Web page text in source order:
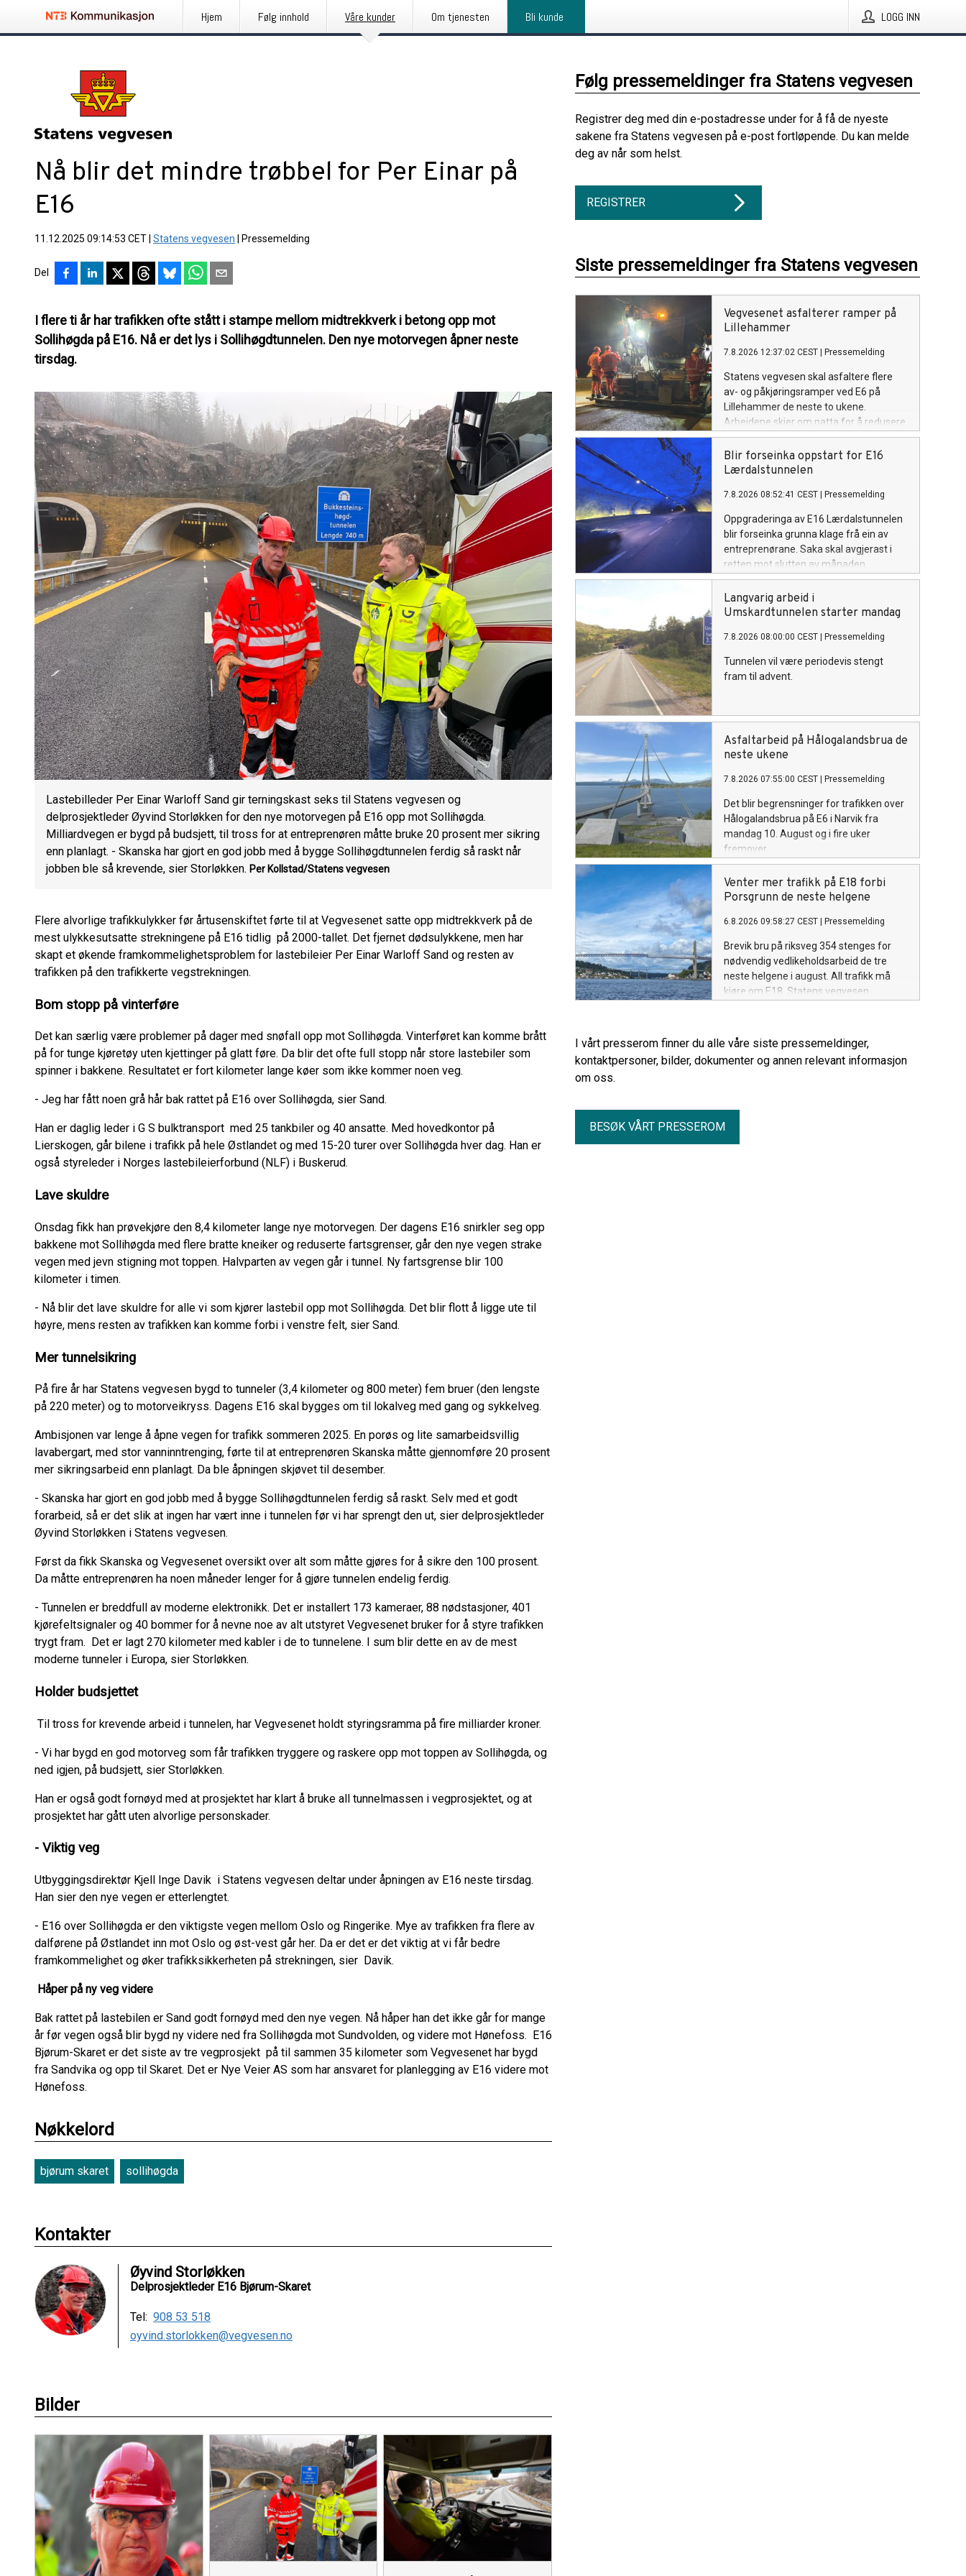
Hjem Følg innhold Våre kunder Om tjenesten Bli kunde LOGG INN
Nå blir det mindre trøbbel for Per Einar på
E16
11.12.2025 09:14:53 CET Statens vegvesen Pressemelding
Del
I flere ti år har trafikken ofte stått i stampe mellom midtrekkverk i betong opp mot
Sollihøgda på E16. Nå er det lys i Sollihøgdtunnelen. Den nye motorvegen åpner neste
tirsdag.
Lastebilleder Per Einar Warloff Sand gir terningskast seks til Statens vegvesen og
delprosjektleder Øyvind Storløkken for den nye motorvegen på E16 opp mot Sollihøgda.
Milliardvegen er bygd på budsjett, til tross for at entreprenøren måtte bruke 20 prosent mer sikring
enn planlagt. - Skanska har gjort en god jobb med å bygge Sollihøgdtunnelen ferdig så raskt når
jobben ble så krevende, sier Storløkken. Per Kollstad/Statens vegvesen
Flere alvorlige trafikkulykker før årtusenskiftet førte til at Vegvesenet satte opp midtrekkverk på de
mest ulykkesutsatte strekningene på E16 tidlig på 2000-tallet. Det fjernet dødsulykkene, men har
skapt et økende framkommelighetsproblem for lastebileier Per Einar Warloff Sand og resten av
trafikken på den trafikkerte vegstrekningen.
Bom stopp på vinterføre
Det kan særlig være problemer på dager med snøfall opp mot Sollihøgda. Vinterføret kan komme brått
på for tunge kjøretøy uten kjettinger på glatt føre. Da blir det ofte full stopp når store lastebiler som
spinner i bakkene. Resultatet er fort kilometer lange køer som ikke kommer noen veg.
- Jeg har fått noen grå hår bak rattet på E16 over Sollihøgda, sier Sand.
Han er daglig leder i G S bulktransport med 25 tankbiler og 40 ansatte. Med hovedkontor på
Lierskogen, går bilene i trafikk på hele Østlandet og med 15-20 turer over Sollihøgda hver dag. Han er
også styreleder i Norges lastebileierforbund (NLF) i Buskerud.
Lave skuldre
Onsdag fikk han prøvekjøre den 8,4 kilometer lange nye motorvegen. Der dagens E16 snirkler seg opp
bakkene mot Sollihøgda med flere bratte kneiker og reduserte fartsgrenser, går den nye vegen strake
vegen med jevn stigning mot toppen. Halvparten av vegen går i tunnel. Ny fartsgrense blir 100
kilometer i timen.
- Nå blir det lave skuldre for alle vi som kjører lastebil opp mot Sollihøgda. Det blir flott å ligge ute til
høyre, mens resten av trafikken kan komme forbi i venstre felt, sier Sand.
Mer tunnelsikring
På fire år har Statens vegvesen bygd to tunneler (3,4 kilometer og 800 meter) fem bruer (den lengste
på 220 meter) og to motorveikryss. Dagens E16 skal bygges om til lokalveg med gang og sykkelveg.
Ambisjonen var lenge å åpne vegen for trafikk sommeren 2025. En porøs og lite samarbeidsvillig
lavabergart, med stor vanninntrenging, førte til at entreprenøren Skanska måtte gjennomføre 20 prosent
mer sikringsarbeid enn planlagt. Da ble åpningen skjøvet til desember.
- Skanska har gjort en god jobb med å bygge Sollihøgdtunnelen ferdig så raskt. Selv med et godt
forarbeid, så er det slik at ingen har vært inne i tunnelen før vi har sprengt den ut, sier delprosjektleder
Øyvind Storløkken i Statens vegvesen.
Først da fikk Skanska og Vegvesenet oversikt over alt som måtte gjøres for å sikre den 100 prosent.
Da måtte entreprenøren ha noen måneder lenger for å gjøre tunnelen endelig ferdig.
- Tunnelen er breddfull av moderne elektronikk. Det er installert 173 kameraer, 88 nødstasjoner, 401
kjørefeltsignaler og 40 bommer for å nevne noe av alt utstyret Vegvesenet bruker for å styre trafikken
trygt fram. Det er lagt 270 kilometer med kabler i de to tunnelene. I sum blir dette en av de mest
moderne tunneler i Europa, sier Storløkken.
Holder budsjettet
Til tross for krevende arbeid i tunnelen, har Vegvesenet holdt styringsramma på fire milliarder kroner.
- Vi har bygd en god motorveg som får trafikken tryggere og raskere opp mot toppen av Sollihøgda, og
ned igjen, på budsjett, sier Storløkken.
Han er også godt fornøyd med at prosjektet har klart å bruke all tunnelmassen i vegprosjektet, og at
prosjektet har gått uten alvorlige personskader.
- Viktig veg
Utbyggingsdirektør Kjell Inge Davik i Statens vegvesen deltar under åpningen av E16 neste tirsdag.
Han sier den nye vegen er etterlengtet.
- E16 over Sollihøgda er den viktigste vegen mellom Oslo og Ringerike. Mye av trafikken fra flere av
dalførene på Østlandet inn mot Oslo og øst-vest går her. Da er det er det viktig at vi får bedre
framkommelighet og øker trafikksikkerheten på strekningen, sier Davik.
Håper på ny veg videre
Bak rattet på lastebilen er Sand godt fornøyd med den nye vegen. Nå håper han det ikke går for mange
år før vegen også blir bygd ny videre ned fra Sollihøgda mot Sundvolden, og videre mot Hønefoss. E16
Bjørum-Skaret er det siste av tre vegprosjekt på til sammen 35 kilometer som Vegvesenet har bygd
fra Sandvika og opp til Skaret. Det er Nye Veier AS som har ansvaret for planlegging av E16 videre mot
Hønefoss.
Nøkkelord
bjørum skaret sollihøgda
Kontakter
Øyvind Storløkken
Delprosjektleder E16 Bjørum-Skaret
Tel: 908 53 518
oyvind.storlokken@vegvesen.no
Bilder
Følg pressemeldinger fra Statens vegvesen
Registrer deg med din e-postadresse under for å få de nyeste
sakene fra Statens vegvesen på e-post fortløpende. Du kan melde
deg av når som helst.
REGISTRER
Siste pressemeldinger fra Statens vegvesen
Vegvesenet asfalterer ramper på
Lillehammer
7.8.2026 12:37:02 CEST Pressemelding
Statens vegvesen skal asfaltere flere
av- og påkjøringsramper ved E6 på
Lillehammer de neste to ukene.
Arbeidene skjer om natta for å redusere
ulempene for trafikantene.
Blir forseinka oppstart for E16
Lærdalstunnelen
7.8.2026 08:52:41 CEST Pressemelding
Oppgraderinga av E16 Lærdalstunnelen
blir forseinka grunna klage frå ein av
entreprenørane. Saka skal avgjerast i
retten mot slutten av månaden.
Langvarig arbeid i
Umskardtunnelen starter mandag
7.8.2026 08:00:00 CEST Pressemelding
Tunnelen vil være periodevis stengt
fram til advent.
Asfaltarbeid på Hålogalandsbrua de
neste ukene
7.8.2026 07:55:00 CEST Pressemelding
Det blir begrensninger for trafikken over
Hålogalandsbrua på E6 i Narvik fra
mandag 10. August og i fire uker
fremover.
Venter mer trafikk på E18 forbi
Porsgrunn de neste helgene
6.8.2026 09:58:27 CEST Pressemelding
Brevik bru på riksveg 354 stenges for
nødvendig vedlikeholdsarbeid de tre
neste helgene i august. All trafikk må
kjøre om E18. Statens vegvesen
I vårt presserom finner du alle våre siste pressemeldinger,
kontaktpersoner, bilder, dokumenter og annen relevant informasjon
om oss.
BESØK VÅRT PRESSEROM